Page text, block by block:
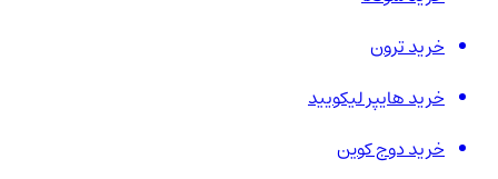
خرید ترون
خرید هایپر لیکویید
خرید دوج کوین